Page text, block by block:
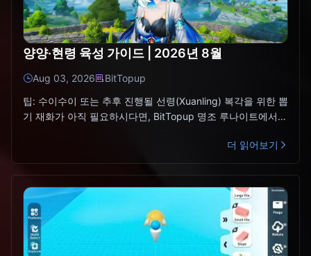
양양·현령 육성 가이드 | 2026년 8월
Aug 03, 2026
BitTopup
팁: 수이수이 또는 추후 진행될 선령(Xuanling) 복각을 위한 뽑
기 재화가 아직 필요하시다면, BitTopup 명조 루나이트에서
더 읽어보기